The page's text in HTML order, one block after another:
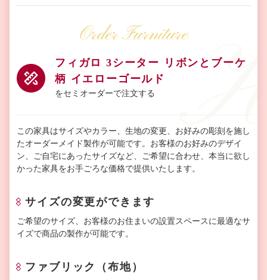
Order Furniture
フィガロ 3シーター リボンとブーケ
柄 イエローゴールド
をセミオーダーで注文する
この家具はサイズやカラー、生地の変更、お好みの彫刻を施し
たオーダーメイド製作が可能です。お客様のお好みのデザイ
ン、ご自宅にあったサイズなど、ご希望に合わせ、本当に欲し
かった家具をお手ごろな価格で提供いたします。
サイズの変更ができます
ご希望のサイズ、お客様のお住まいの設置スペースに最適なサ
イズで商品の製作が可能です。
ファブリック（布地）